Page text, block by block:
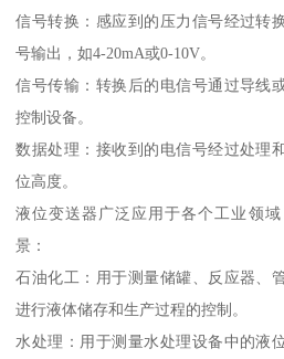
信号转换：感应到的压力信号经过转
号输出，如4-20mA或0-10V。
信号传输：转换后的电信号通过导线
控制设备。
数据处理：接收到的电信号经过处理
位高度。
液位变送器广泛应用于各个工业领
景：
石油化工：用于测量储罐、反应器、
进行液体储存和生产过程的控制。
水处理：用于测量水处理设备中的液